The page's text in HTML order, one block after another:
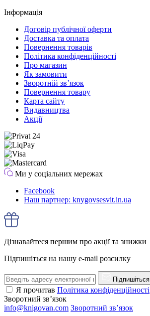
Інформація
Договір публічної оферти
Доставка та оплата
Повернення товарів
Політика конфіденційності
Про магазин
Як замовити
Зворотній зв’язок
Повернення товару
Карта сайту
Видавництва
Акції
Ми у соціальних мережах
Facebook
Наш партнер: knygovsesvit.in.ua
Дізнавайтеся першим про акції та знижки
Підпишіться на нашу e-mail розсилку
Підпишіться
Я прочитав Політика конфіденційності
Зворотний зв’язок
info@knigovan.com Зворотний зв’язок